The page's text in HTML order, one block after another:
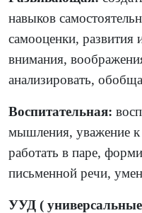
навыков
самооценки, развития
внимания,
анализировать,
Воспитательная:
мышления, уважение
работать в паре,
письменной речи,
УУД (